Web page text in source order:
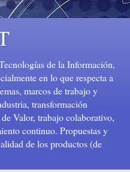
de la Información,
en lo que respecta a
marcos de trabajo y
transformación
Valor, trabajo colaborativo,
continuo. Propuestas y
de los productos (de